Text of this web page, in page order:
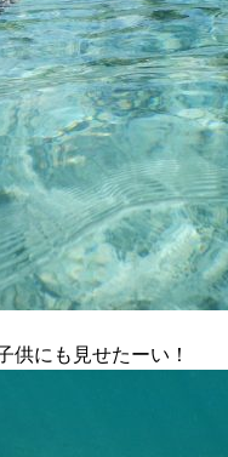
供にも見せたーい！